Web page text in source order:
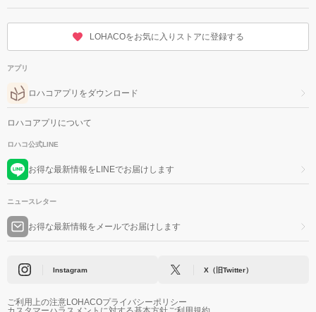
LOHACOをお気に入りストアに登録する
アプリ
ロハコアプリをダウンロード
ロハコアプリについて
ロハコ公式LINE
お得な最新情報をLINEでお届けします
ニュースレター
お得な最新情報をメールでお届けします
Instagram X（旧Twitter）
ご利用上の注意LOHACOプライバシーポリシー